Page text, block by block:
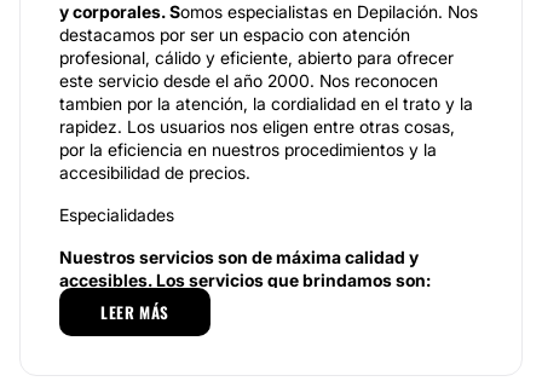
y corporales. Somos especialistas en Depilación. Nos
destacamos por ser un espacio con atención
profesional, cálido y eficiente, abierto para ofrecer
este servicio desde el año 2000. Nos reconocen
tambien por la atención, la cordialidad en el trato y la
rapidez. Los usuarios nos eligen entre otras cosas,
por la eficiencia en nuestros procedimientos y la
accesibilidad de precios.
Especialidades
Nuestros servicios son de máxima calidad y
accesibles. Los servicios que brindamos son:
Depilación con hilos, definitiva y descartable,
Tratamientos estéticos corporales y faciales
LEER MÁS